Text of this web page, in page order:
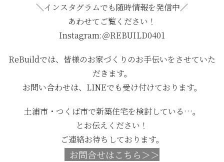
＼インスタグラムでも随時情報を発信中／
あわせてご覧ください！
Instagram:＠REBUILD0401
ReBuildでは、皆様のお家づくりのお手伝いをさせていた
だきます。
お問い合わせは、LINEでも受け付けております。
土浦市・つくば市で新築住宅を検討している…。
とお伝えください！
ご連絡お待ちしております。
お問合せはこちら＞＞